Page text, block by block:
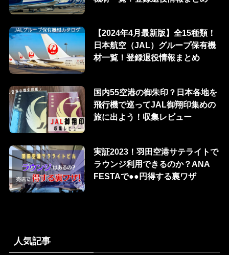
【2024年4月最新版】全15種類！
日本航空（JAL）グループ保有機
材一覧！登録退役情報まとめ
国内55空港の御朱印？日本各地を
飛行機で巡ってJAL御翔印集めの
旅に出よう！収集レビュー
実証2023！羽田空港サテライトで
ラウンジ利用できるのか？ANA
FESTAで●●円得する裏ワザ
人気記事